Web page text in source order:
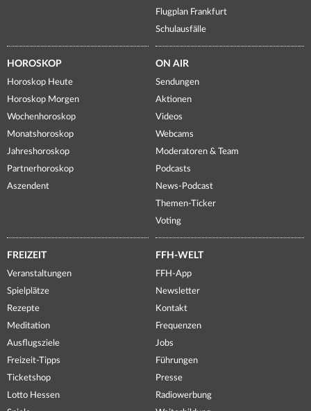
Flugplan Frankfurt
Schulausfälle
HOROSKOP
Horoskop Heute
Horoskop Morgen
Wochenhoroskop
Monatshoroskop
Jahreshoroskop
Partnerhoroskop
Aszendent
ON AIR
Sendungen
Aktionen
Videos
Webcams
Moderatoren & Team
Podcasts
News-Podcast
Themen-Ticker
Voting
FREIZEIT
Veranstaltungen
Spielplätze
Rezepte
Meditation
Ausflugsziele
Freizeit-Tipps
Ticketshop
Lotto Hessen
FFH-WELT
FFH-App
Newsletter
Kontakt
Frequenzen
Jobs
Führungen
Presse
Radiowerbung